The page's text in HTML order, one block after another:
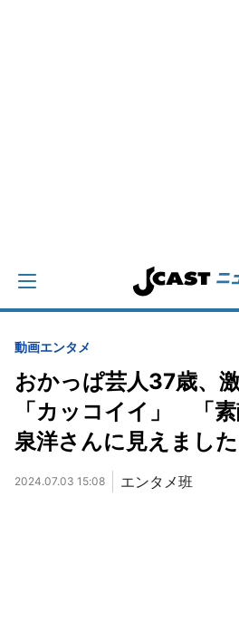
動画エンタメ
おかっぱ芸人37歳、
「カッコイイ」 「
泉洋さんに見えました
2024.07.03 15:08 エンタメ班